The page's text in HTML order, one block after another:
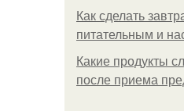
Как сделать
питательным и
Какие продукты
после приема